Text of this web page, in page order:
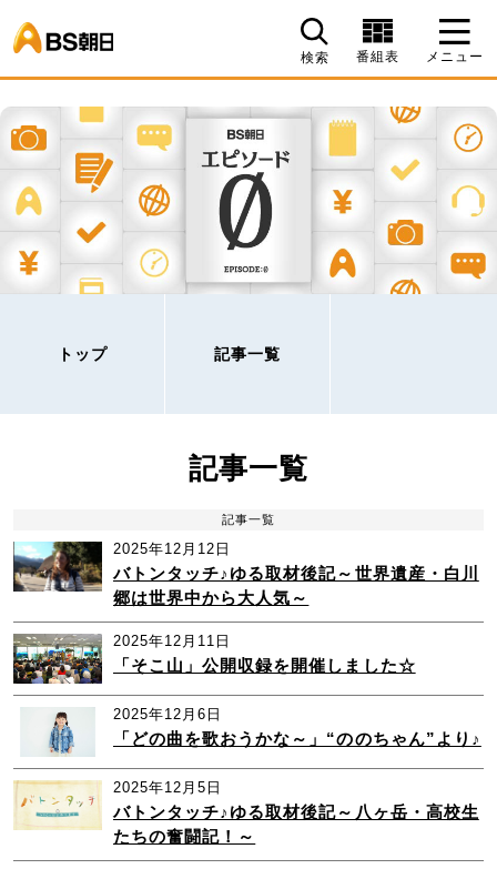
検索 番組表 メニュー
トップ 記事一覧
記事一覧
記事一覧
2025年12月12日
バトンタッチ♪ゆる取材後記～世界遺産・白川
郷は世界中から大人気～
2025年12月11日
「そこ山」公開収録を開催しました☆
2025年12月6日
「どの曲を歌おうかな～」“ののちゃん”より♪
2025年12月5日
バトンタッチ♪ゆる取材後記～八ヶ岳・高校生
たちの奮闘記！～